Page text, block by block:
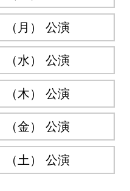
（月） 公演
（水） 公演
（木） 公演
（金） 公演
（土） 公演